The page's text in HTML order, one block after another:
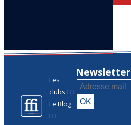
Les
clubs FFI
Le Blog
FFI
Newsletter